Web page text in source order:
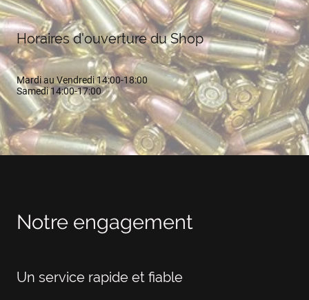
Horaires d'ouverture du Shop
Mardi au Vendredi 14:00-18:00
Samedi 14:00-17:00
Notre engagement
Un service rapide et fiable